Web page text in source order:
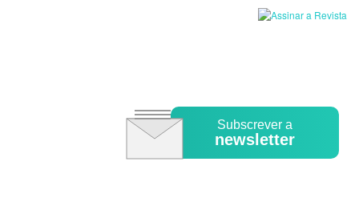
Subscrever a
newsletter